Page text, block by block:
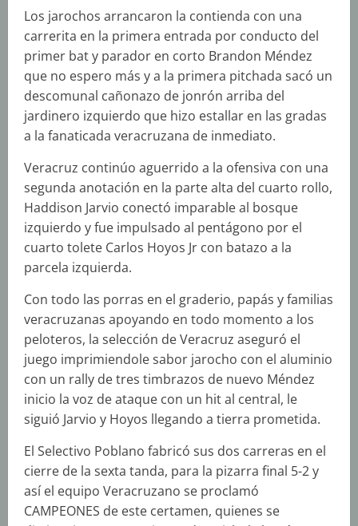
Los jarochos arrancaron la contienda con una
carrerita en la primera entrada por conducto del
primer bat y parador en corto Brandon Méndez
que no espero más y a la primera pitchada sacó un
descomunal cañonazo de jonrón arriba del
jardinero izquierdo que hizo estallar en las gradas
a la fanaticada veracruzana de inmediato.
Veracruz continúo aguerrido a la ofensiva con una
segunda anotación en la parte alta del cuarto rollo,
Haddison Jarvio conectó imparable al bosque
izquierdo y fue impulsado al pentágono por el
cuarto tolete Carlos Hoyos Jr con batazo a la
parcela izquierda.
Con todo las porras en el graderio, papás y familias
veracruzanas apoyando en todo momento a los
peloteros, la selección de Veracruz aseguró el
juego imprimiendole sabor jarocho con el aluminio
con un rally de tres timbrazos de nuevo Méndez
inicio la voz de ataque con un hit al central, le
siguió Jarvio y Hoyos llegando a tierra prometida.
El Selectivo Poblano fabricó sus dos carreras en el
cierre de la sexta tanda, para la pizarra final 5-2 y
así el equipo Veracruzano se proclamó
CAMPEONES de este certamen, quienes se